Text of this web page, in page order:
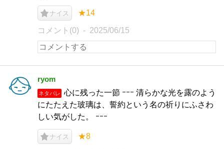
ナイス ★14
コメント(0) 2025/06/15
ryom
ネタバレ
心に残った一節 ｰｰｰ 清らかな光を露のよう
にたたえた玻璃は、誓約という名の祈りにふさわ
しい気がした。 ｰｰｰ
ナイス ★8